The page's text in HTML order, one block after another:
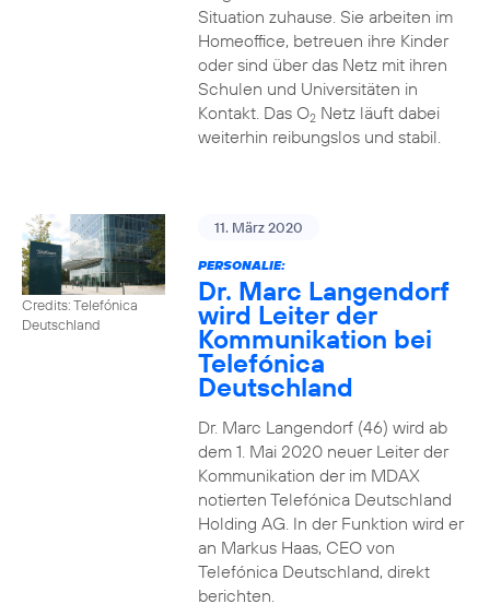
Situation zuhause. Sie arbeiten im
Homeoffice, betreuen ihre Kinder
oder sind über das Netz mit ihren
Schulen und Universitäten in
Kontakt. Das O2Netz läuft dabei
weiterhin reibungslos und stabil.
Credits: Telefónica
Deutschland
11. März 2020
PERSONALIE:
Dr. Marc Langendorf
wird Leiter der
Kommunikation bei
Telefónica
Deutschland
Dr. Marc Langendorf (46) wird ab
dem 1. Mai 2020 neuer Leiter der
Kommunikation der im MDAX
notierten Telefónica Deutschland
Holding AG. In der Funktion wird er
an Markus Haas, CEO von
Telefónica Deutschland, direkt
berichten.